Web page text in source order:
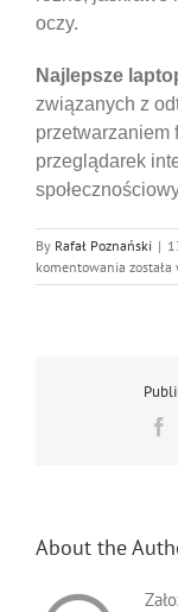
oczy.
Najlepsze
związanych z
przetwarzaniem
przeglądarek
By Rafał Poznański |
komentowania Jaki
laptop
została
About the